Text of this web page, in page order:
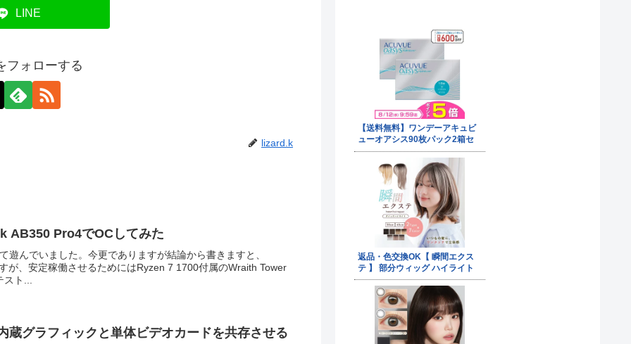
LINE
フォローする
lizard.k
AB350 Pro4でOCしてみた
遊んでいました。今更でありますが結論から書きますと、
が、安定稼働させるためにはRyzen 7 1700付属のWraith Tower
ト...
グラフィックと単体ビデオカードを共存させる